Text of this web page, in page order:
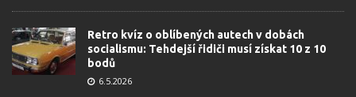
Retro kvíz o oblíbených autech v dobách
socialismu: Tehdejší řidiči musí získat 10 z 10
bodů
6.5.2026